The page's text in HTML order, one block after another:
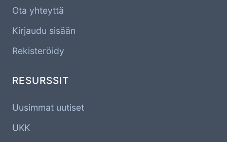
Ota yhteyttä
Kirjaudu sisään
Rekisteröidy
RESURSSIT
Uusimmat uutiset
UKK